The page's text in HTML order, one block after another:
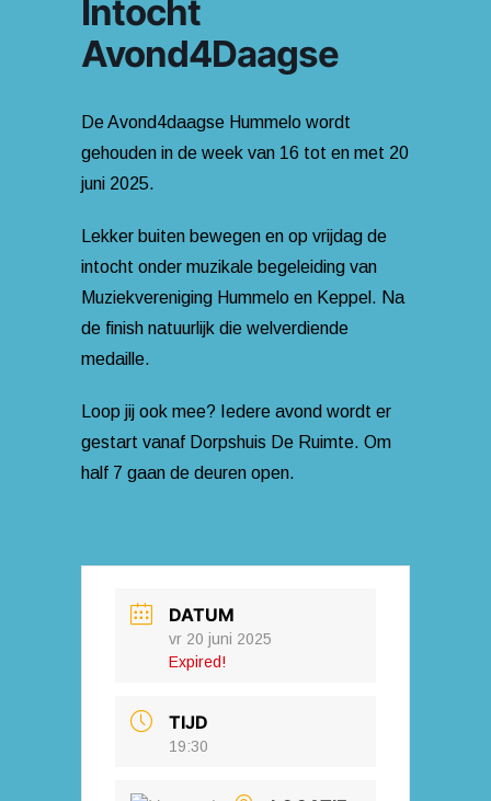
Intocht
Avond4Daagse
De Avond4daagse Hummelo wordt
gehouden in de week van 16 tot en met 20
juni 2025.
Lekker buiten bewegen en op vrijdag de
intocht onder muzikale begeleiding van
Muziekvereniging Hummelo en Keppel. Na
de finish natuurlijk die welverdiende
medaille.
Loop jij ook mee? Iedere avond wordt er
gestart vanaf Dorpshuis De Ruimte. Om
half 7 gaan de deuren open.
DATUM
vr 20 juni 2025
Expired!
TIJD
19:30